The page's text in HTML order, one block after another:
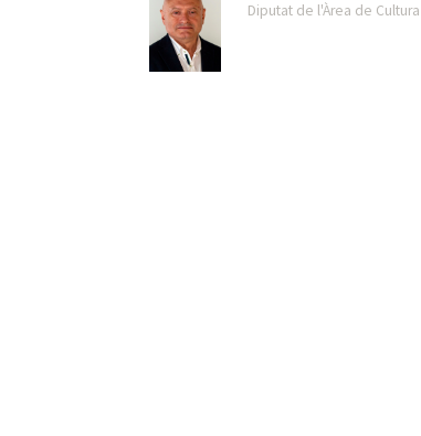
Diputat de l'Àrea de Cultura